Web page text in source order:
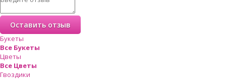
Букеты
Все Букеты
Цветы
Все Цветы
Гвоздики